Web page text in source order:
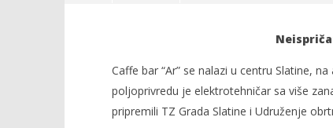
Popis poslova na
Caffe bar “Ar” se nalazi u centru Slatine,
poljoprivredu je elektrotehničar sa više
pripremili TZ Grada Slatine i Udruženje